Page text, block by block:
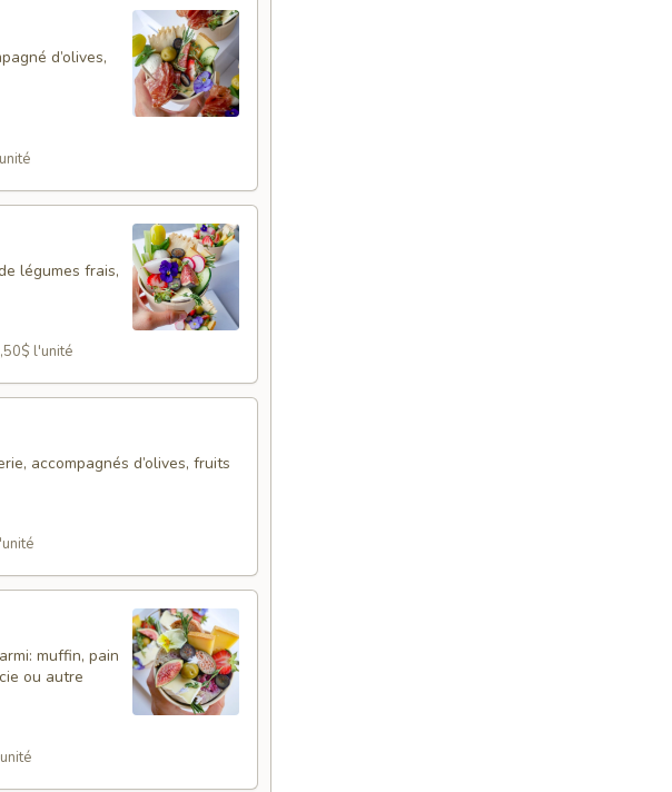
d’olives,
légumes frais,
l'unité
accompagnés d’olives, fruits
muffin, pain
ou autre